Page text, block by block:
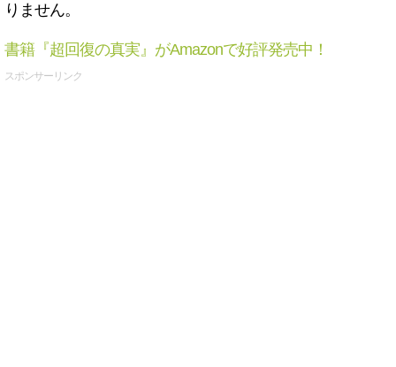
りません。
書籍『超回復の真実』がAmazonで好評発売中！
スポンサーリンク